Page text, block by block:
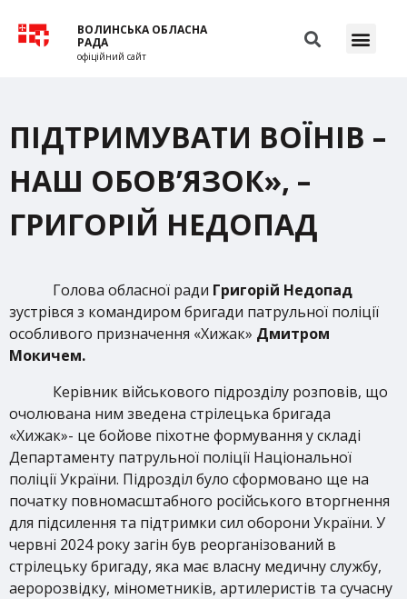
ВОЛИНСЬКА ОБЛАСНА
РАДА
офіційний сайт
ПІДТРИМУВАТИ ВОЇНІВ –
НАШ ОБОВ’ЯЗОК», –
ГРИГОРІЙ НЕДОПАД
Голова обласної ради Григорій Недопад
зустрівся з командиром бригади патрульної поліції
особливого призначення «Хижак» Дмитром
Мокичем.
Керівник військового підрозділу розповів, що
очолювана ним зведена стрілецька бригада
«Хижак»- це бойове піхотне формування у складі
Департаменту патрульної поліції Національної
поліції України. Підрозділ було сформовано ще на
початку повномасштабного російського вторгнення
для підсилення та підтримки сил оборони України. У
червні 2024 року загін був реорганізований в
стрілецьку бригаду, яка має власну медичну службу,
аеророзвідку, мінометників, артилеристів та сучасну